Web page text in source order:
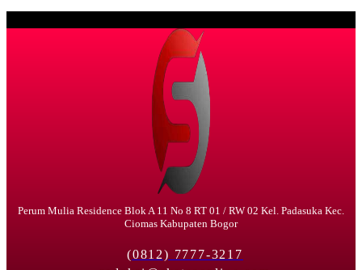
Perum Mulia Residence Blok A 11 No 8 RT 01 / RW 02 Kel. Padasuka Kec.
Ciomas Kabupaten Bogor
(0812) 7777-3217